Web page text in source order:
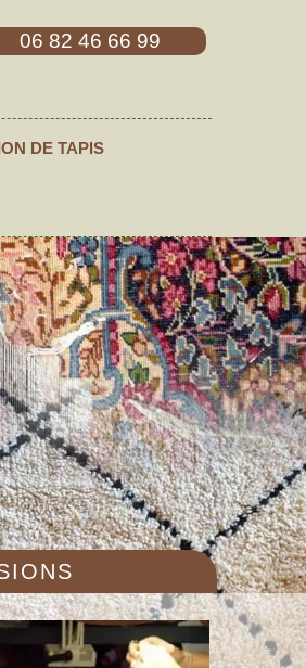
06 82 46 66 99
DE TAPIS